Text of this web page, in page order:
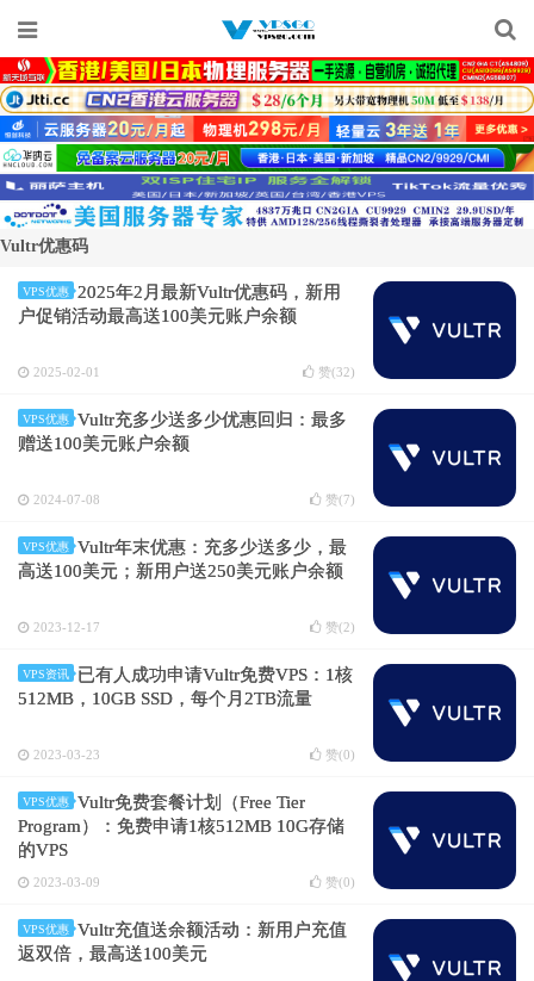
Vultr优惠码
VPS优惠
2025年2月最新Vultr优惠码，新用
户促销活动最高送100美元账户余额
2025-02-01 赞(32)
VPS优惠
Vultr充多少送多少优惠回归：最多
赠送100美元账户余额
2024-07-08 赞(7)
VPS优惠
Vultr年末优惠：充多少送多少，最
高送100美元；新用户送250美元账户余额
2023-12-17 赞(2)
VPS资讯
已有人成功申请Vultr免费VPS：1核
512MB，10GB SSD，每个月2TB流量
2023-03-23 赞(0)
VPS优惠
Vultr免费套餐计划（Free Tier
Program）：免费申请1核512MB 10G存储
的VPS
2023-03-09 赞(0)
VPS优惠
Vultr充值送余额活动：新用户充值
返双倍，最高送100美元